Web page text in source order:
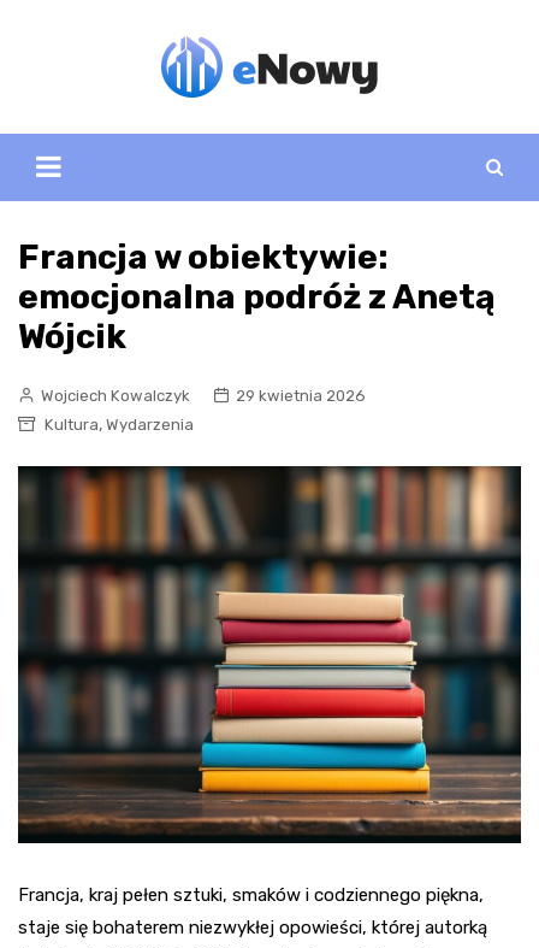
Francja w obiektywie:
emocjonalna podróż z Anetą
Wójcik
Wojciech Kowalczyk
29 kwietnia 2026
Kultura, Wydarzenia
Francja, kraj pełen sztuki, smaków i codziennego piękna,
staje się bohaterem niezwykłej opowieści, której autorką